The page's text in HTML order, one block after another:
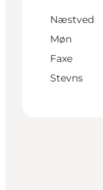
Næstved
Møn
Faxe
Stevns